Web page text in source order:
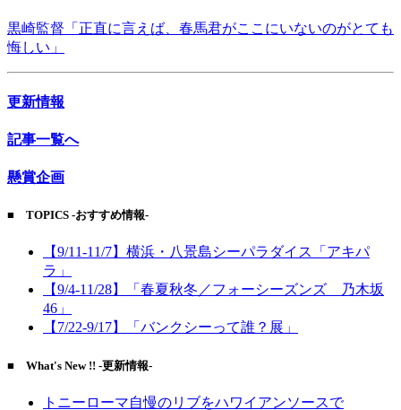
黒崎監督「正直に言えば、春馬君がここにいないのがとても
悔しい」
更新情報
記事一覧へ
懸賞企画
■ TOPICS -おすすめ情報-
【9/11-11/7】横浜・八景島シーパラダイス「アキパ
ラ」
【9/4-11/28】「春夏秋冬／フォーシーズンズ 乃木坂
46」
【7/22-9/17】「バンクシーって誰？展」
■ What's New !! -更新情報-
トニーローマ自慢のリブをハワイアンソースで